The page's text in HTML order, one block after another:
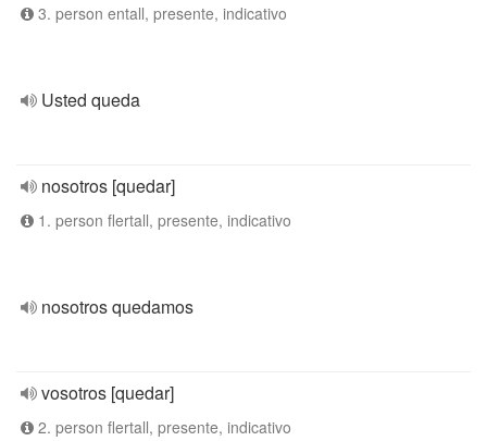
3. person entall, presente, indicativo
Usted queda
nosotros [quedar]
1. person flertall, presente, indicativo
nosotros quedamos
vosotros [quedar]
2. person flertall, presente, indicativo